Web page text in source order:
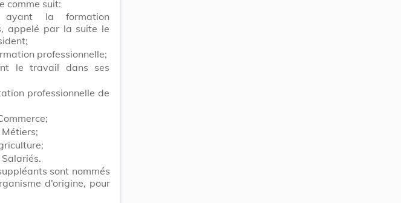
comme suit:
ayant la formation
appelé par la suite le
professionnelle;
le travail dans ses
professionnelle de
sont nommés
d’origine, pour